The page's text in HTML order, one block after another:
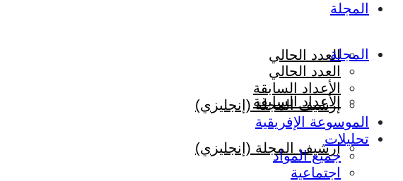
المجلة
العدد الحالي
الأعداد السابقة
إرشيف المجلة (إنجليزي)
المجلة
العدد الحالي
الأعداد السابقة
إرشيف المجلة (إنجليزي)
الموسوعة الإفريقية
تحليلات
جميع المواد
اجتماعية